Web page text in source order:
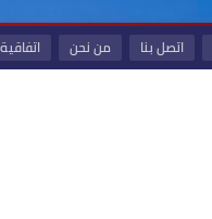
اتصل بنا من نحن